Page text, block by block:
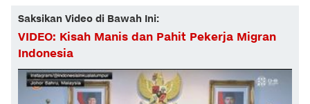
Saksikan Video di Bawah Ini:
VIDEO: Kisah Manis dan Pahit Pekerja Migran
Indonesia